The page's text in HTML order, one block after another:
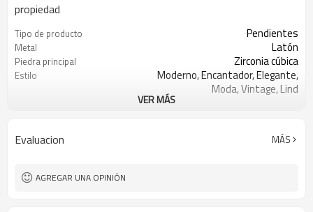
propiedad
Tipo de producto Pendientes
Metal Latón
Piedra principal Zirconia cúbica
Estilo
Moderno, Encantador, Elegante,
Moda, Vintage, Lind
Verde/Azul/Negro/Rojo/Blanco
3-7 días
VER MÁS
Evaluacion MÁS
AGREGAR UNA OPINIÓN